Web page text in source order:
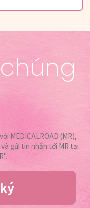
MEDICALROAD (MR),
gửi tin nhắn tới MR tại